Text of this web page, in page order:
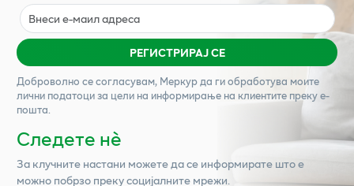
РЕГИСТРИРАЈ СЕ
Доброволно се согласувам, Меркурда ги обработува моите
лични податоци за цели на информирање на клиентите преку е-
пошта.
Следете нѐ
За клучните настани можете да се информирате што е
можно побрзо преку социјалните мрежи.